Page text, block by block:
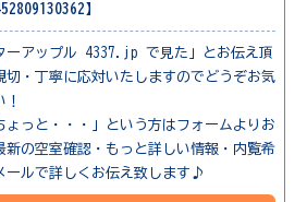
】
ーアップル 4337.jp で見た」とお伝え頂
切・丁寧に応対いたしますのでどうぞお気
ょっと・・・」という方はフォームよりお
新の空室確認・もっと詳しい情報・内覧希
ールで詳しくお伝え致します♪